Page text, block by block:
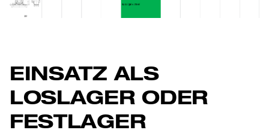
EINSATZ ALS
LOSLAGER ODER
FESTLAGER